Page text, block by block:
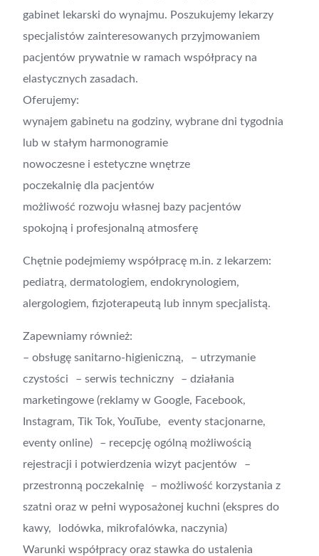
gabinet lekarski do wynajmu. Poszukujemy lekarzy
specjalistów zainteresowanych przyjmowaniem
pacjentów prywatnie w ramach współpracy na
elastycznych zasadach.
Oferujemy:
wynajem gabinetu na godziny, wybrane dni tygodnia
lub w stałym harmonogramie
nowoczesne i estetyczne wnętrze
poczekalnię dla pacjentów
możliwość rozwoju własnej bazy pacjentów
spokojną i profesjonalną atmosferę
Chętnie podejmiemy współpracę m.in. z lekarzem:
pediatrą, dermatologiem, endokrynologiem,
alergologiem, fizjoterapeutą lub innym specjalistą.
Zapewniamy również:
– obsługę sanitarno-higieniczną, – utrzymanie
czystości – serwis techniczny – działania
marketingowe (reklamy w Google, Facebook,
Instagram, Tik Tok, YouTube, eventy stacjonarne,
eventy online) – recepcję ogólną możliwością
rejestracji i potwierdzenia wizyt pacjentów –
przestronną poczekalnię – możliwość korzystania z
szatni oraz w pełni wyposażonej kuchni (ekspres do
kawy, lodówka, mikrofalówka, naczynia)
Warunki współpracy oraz stawka do ustalenia